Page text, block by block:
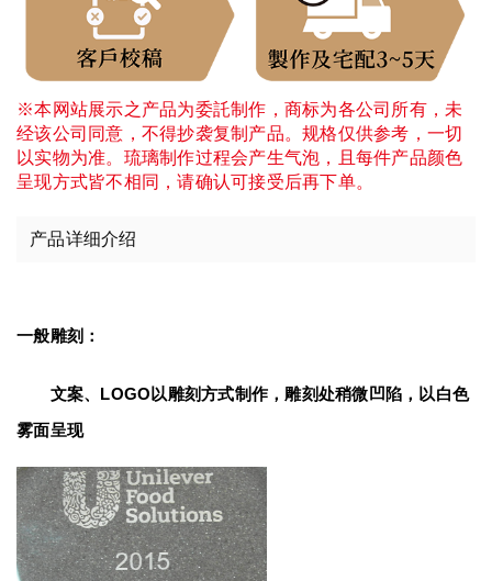
※本网站展示之产品为委託制作，商标为各公司所有，未
经该公司同意，不得抄袭复制产品。规格仅供参考，一切
以实物为准。琉璃制作过程会产生气泡，且每件产品颜色
呈现方式皆不相同，请确认可接受后再下单。
产品详细介绍
一般雕刻：
文案、LOGO以雕刻方式制作，雕刻处稍微凹陷，以白色
雾面呈现